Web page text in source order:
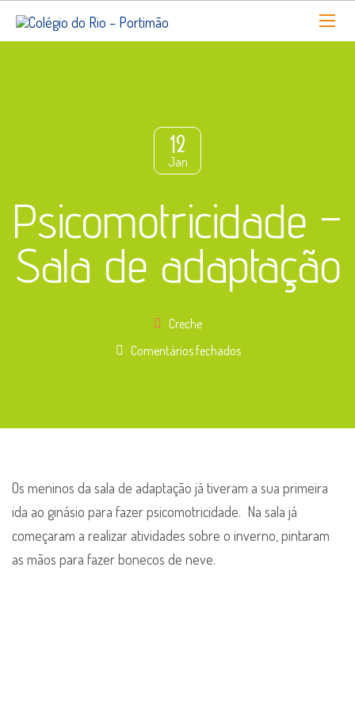
12
Jan
Psicomotricidade –
Sala de adaptação
Creche
Comentários fechadosem
Os meninos da sala de adaptação já tiveram a sua primeira
ida ao ginásio para fazer psicomotricidade. Na sala já
começaram a realizar atividades sobre o inverno, pintaram
as mãos para fazer bonecos de neve.